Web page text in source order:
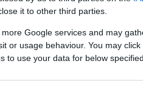
it to other third parties.
Google services and may
or usage behaviour. You may
to use your data for below
της Χαριλάου
με ειδικά κοινά η
ως τους εργαζομένους,
ΠΑΣΟΚ σκοπεύουν
να «δει τον εαυτό
με αυτό,